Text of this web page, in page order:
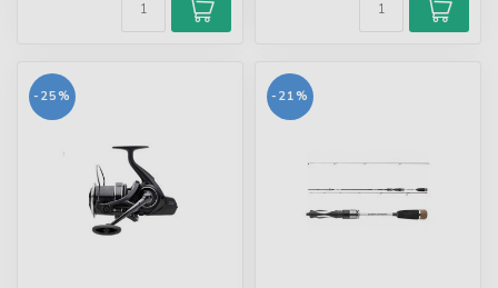
-25% -21%